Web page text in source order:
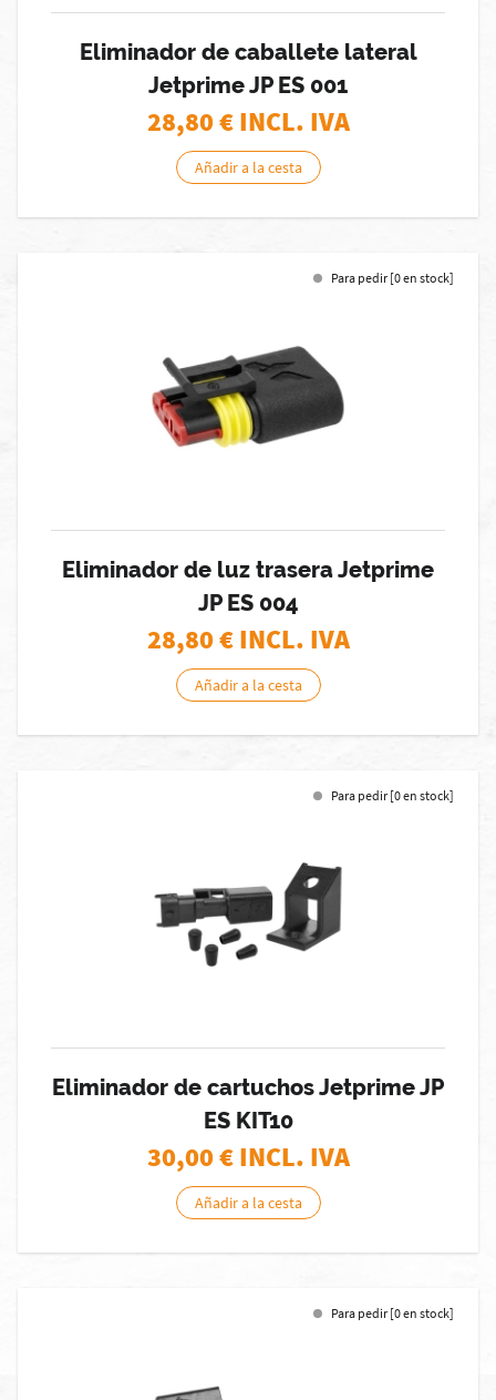
Eliminador de caballete lateral
Jetprime JP ES 001
28,80€ INCL. IVA
Añadir a la cesta
Para pedir [0 en stock]
Eliminador de luz trasera Jetprime
JP ES 004
28,80€ INCL. IVA
Añadir a la cesta
Para pedir [0 en stock]
Eliminador de cartuchos Jetprime JP
ES KIT10
30,00€ INCL. IVA
Añadir a la cesta
Para pedir [0 en stock]